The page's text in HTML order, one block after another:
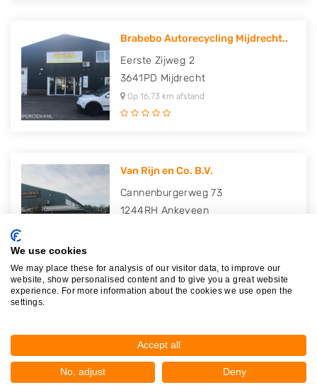
Brabebo Autorecycling Mijdrecht..
Eerste Zijweg 2
3641PD Mijdrecht
Op 16,73 km afstand
Van Rijn en Co. B.V.
Cannenburgerweg 73
1244RH Ankeveen
3762EK Soest
Op 18,77 km afstand
We use cookies
We may place these for analysis of our visitor data, to improve our
website, show personalised content and to give you a great website
experience. For more information about the cookies we use open the
settings.
Accept all
No, adjust Deny